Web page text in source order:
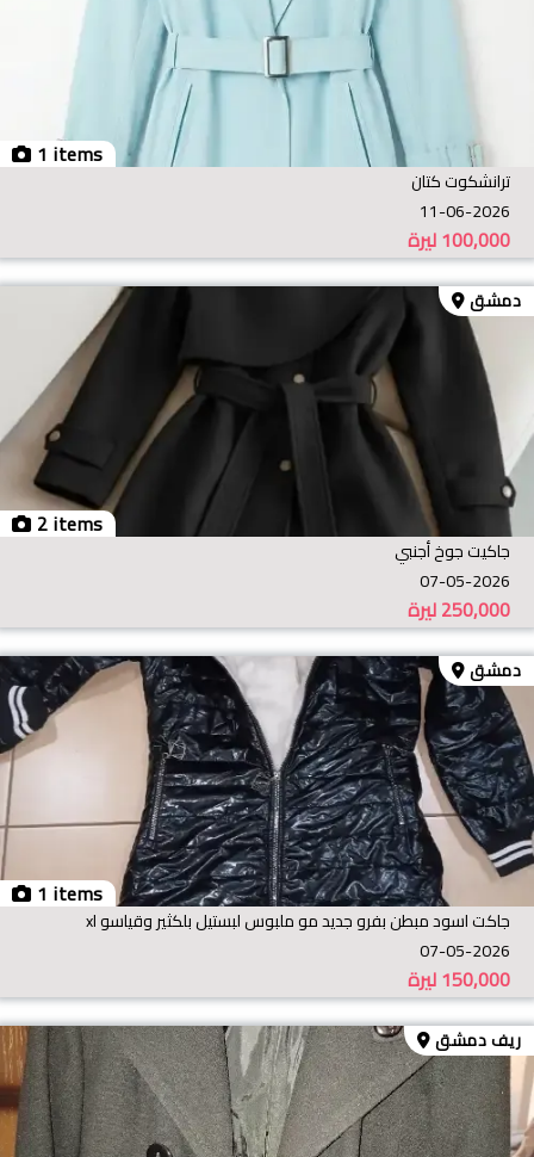
1 items
ترانشكوت كتان
11-06-2026
ليرة100,000
2 items
دمشق
جاكيت جوخ أجنبي
07-05-2026
ليرة250,000
1 items
دمشق
جاكت اسود مبطن بفرو جديد مو ملبوس لبستيل بلكثير وقياسو xl
07-05-2026
ليرة150,000
ريف دمشق